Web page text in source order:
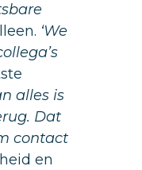
‘We
alles is
Dat
contact
en